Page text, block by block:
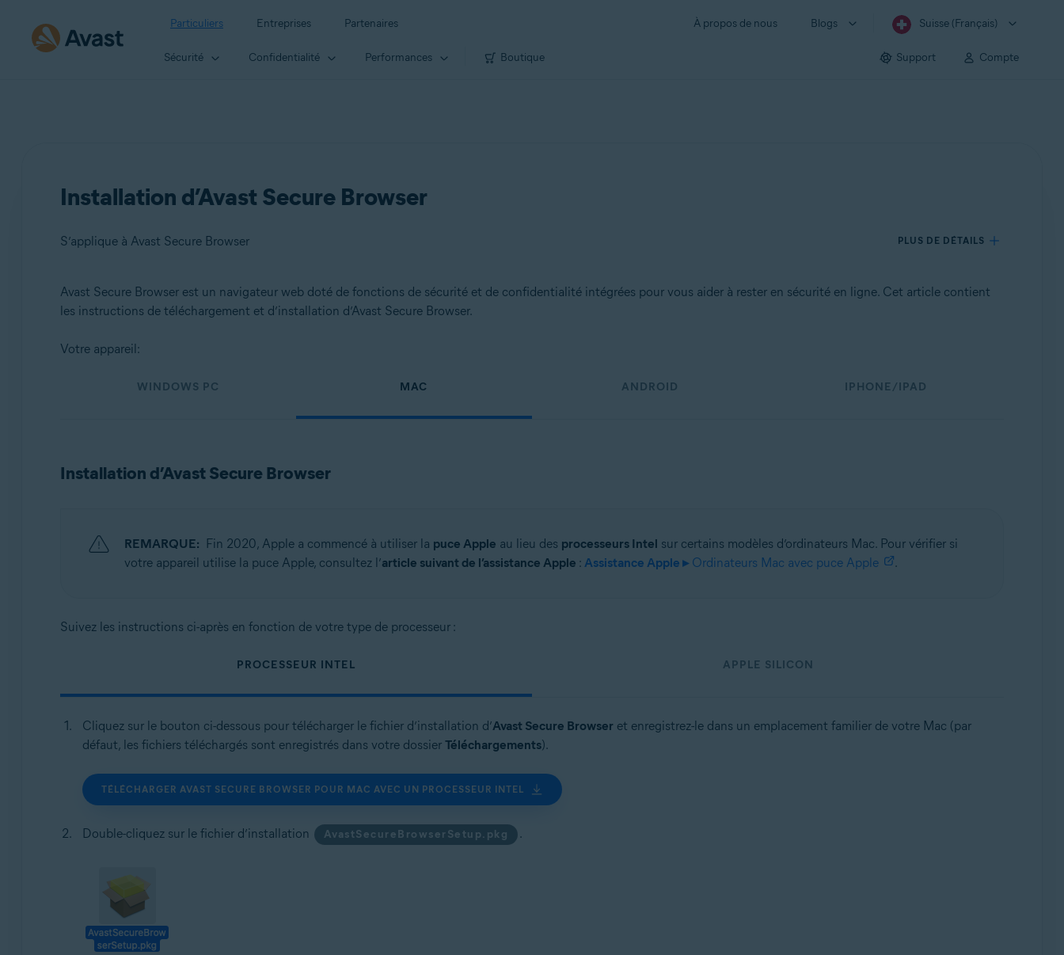
Particuliers Entreprises Partenaires À propos de nous Blogs Suisse (Français)
Sécurité Confidentialité Performances Boutique Support Compte
Installation d’Avast Secure Browser
S’applique à Avast Secure Browser PLUS DE DÉTAILS
Produits:
Windows, macOS, Android et iOS
Avast Secure Browser est un navigateur web doté de fonctions de sécurité et de confidentialité intégrées pour vous aider à rester en sécurité en ligne.Cet article contient
les instructions de téléchargement et d’installation d’Avast Secure Browser.
Votre appareil:
WINDOWS PC MAC ANDROID IPHONE/IPAD
Installation d’Avast Secure Browser
REMARQUE: Fin 2020, Apple a commencé à utiliser la puce Apple au lieu des processeurs Intel sur certains modèles d’ordinateurs Mac. Pour vérifier si
votre appareil utilise la puce Apple, consultez l’article suivant de l’assistance Apple : Assistance Apple ▸Ordinateurs Mac avec puce Apple .
Suivez les instructions ci-après en fonction de votre type de processeur :
PROCESSEUR INTEL APPLE SILICON
Cliquez sur le bouton ci-dessous pour télécharger le fichier d’installation d’Avast Secure Browser et enregistrez-le dans un emplacement familier de votre Mac (par
défaut, les fichiers téléchargés sont enregistrés dans votre dossier Téléchargements).
TÉLÉCHARGER AVAST SECURE BROWSER POUR MAC AVEC UN PROCESSEUR INTEL
Double-cliquez sur le fichier d’installation AvastSecureBrowserSetup.pkg .